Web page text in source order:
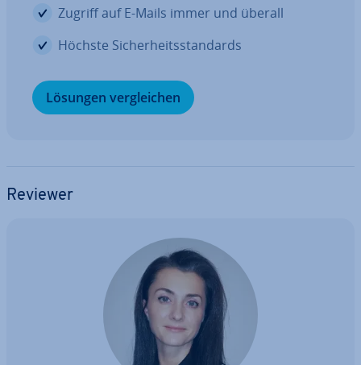
Zugriff auf E-Mails immer und überall
Höchste Si­cher­heits­stan­dards
Lösungen ver­glei­chen
Reviewer